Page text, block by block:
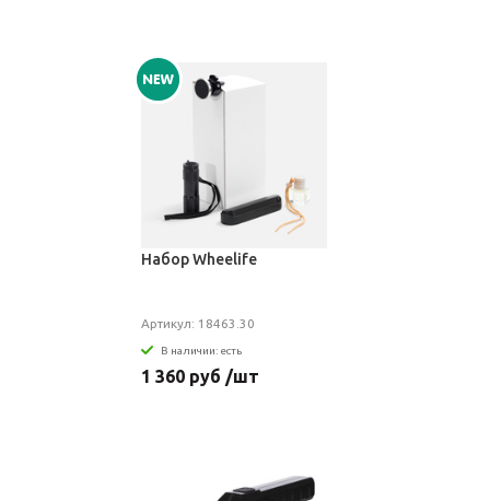
Набор Wheelife
Артикул: 18463.30
В наличии: есть
1 360 руб /шт